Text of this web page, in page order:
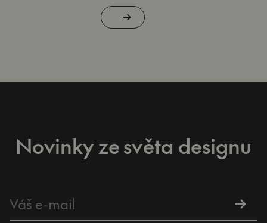
Novinky ze světa designu